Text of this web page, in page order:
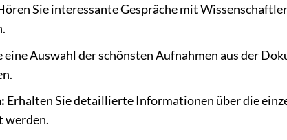
Sie interessante Gespräche mit
eine Auswahl der schönsten Aufnahmen aus der
Erhalten Sie detaillierte Informationen über die
werden.